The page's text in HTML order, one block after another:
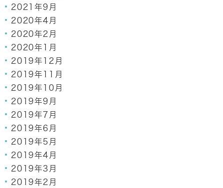
2021年9月
2020年4月
2020年2月
2020年1月
2019年12月
2019年11月
2019年10月
2019年9月
2019年7月
2019年6月
2019年5月
2019年4月
2019年3月
2019年2月